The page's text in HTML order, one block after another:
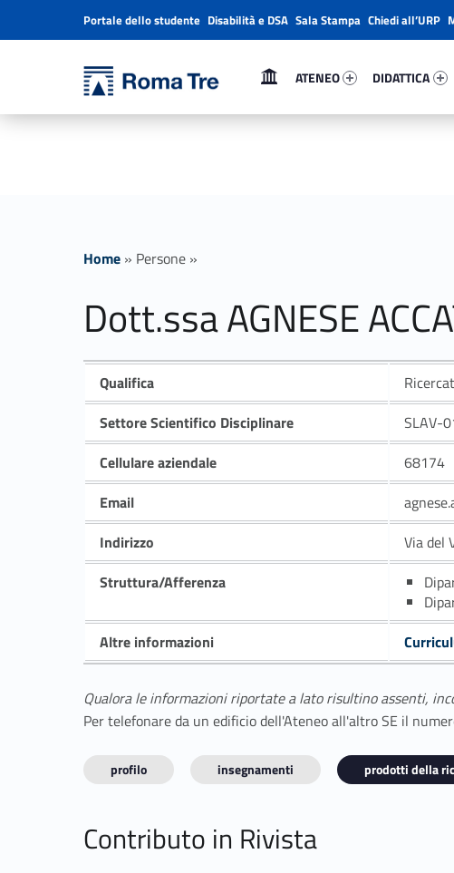
Dott.ssa AGNESE ACCATTOLI ricerca - Università Roma Tre
Primary Menu
ATENEO
DIDATTICA
Header info sidebar
Portale dello studente Disabilità e DSA Sala Stampa Chiedi all’URP
Home » Persone »
Dott.ssa AGNESE
Qualifica
Settore Scientifico Disciplinare
SLAV-
Cellulare aziendale
68174
Email
Indirizzo
Via del
Struttura/Afferenza
Altre informazioni
Qualora le informazioni riportate a lato risultino assenti,
Per telefonare da un edificio dell'Ateneo all'altro SE il
profilo insegnamenti prodotti della
Contributo in Rivista